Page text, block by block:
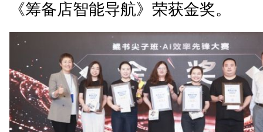
《筹备店智能导航》荣获金奖。